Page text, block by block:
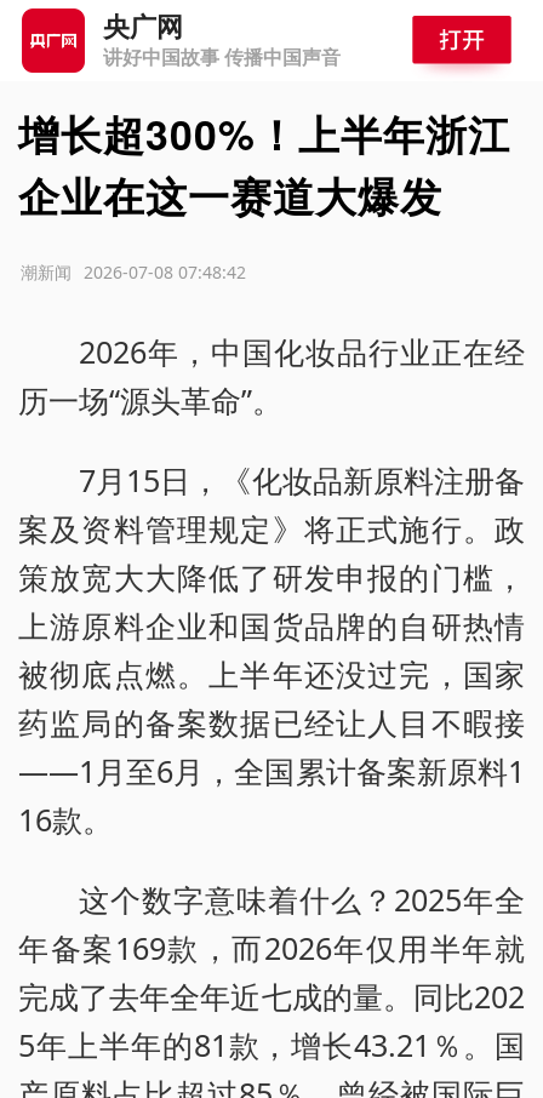
央广网
讲好中国故事 传播中国声音
增长超300%！上半年浙江
企业在这一赛道大爆发
2026-07-08 07:48:42
潮新闻
2026年，中国化妆品行业正在经
历一场“源头革命”。
7月15日，《化妆品新原料注册备
案及资料管理规定》将正式施行。政
策放宽大大降低了研发申报的门槛，
上游原料企业和国货品牌的自研热情
被彻底点燃。上半年还没过完，国家
药监局的备案数据已经让人目不暇接
——1月至6月，全国累计备案新原料1
16款。
这个数字意味着什么？2025年全
年备案169款，而2026年仅用半年就
完成了去年全年近七成的量。同比202
5年上半年的81款，增长43.21％。国